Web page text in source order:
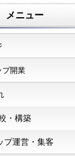
メニュー
プ開業
・構築
プ運営・集客